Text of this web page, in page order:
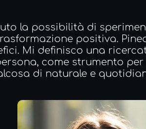
la possibilità di
positiva.
Mi definisco una
come strumento
di naturale e